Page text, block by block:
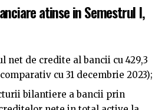
atinse in Semestrul I,
net de credite al bancii cu 429,3
cu 31 decembrie 2023);
bilantiere a bancii prin